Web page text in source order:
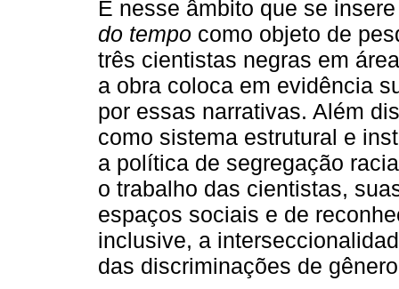
É nesse âmbito que se
do tempo como objeto de
três cientistas negras em
a obra coloca em evidência
por essas narrativas. Além
como sistema estrutural e
a política de segregação
o trabalho das cientistas,
espaços sociais e de
inclusive, a
das discriminações de